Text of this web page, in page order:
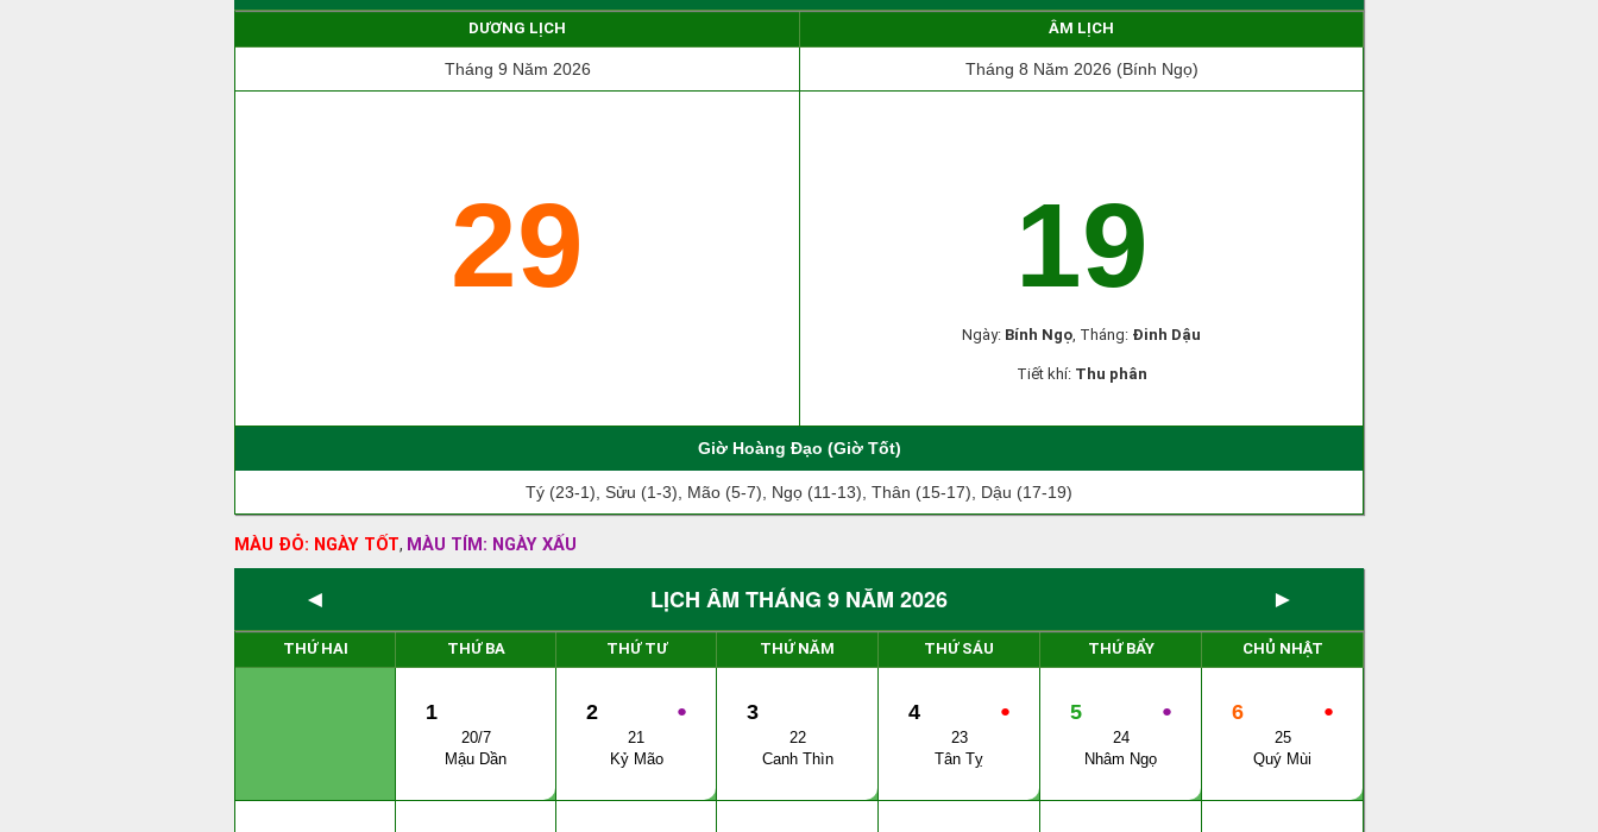
DƯƠNG LỊCH ÂM LỊCH
Tháng 9 Năm 2026 Tháng 8 Năm 2026 (Bính Ngọ)
29 19
Ngày: Bính Ngọ, Tháng: Đinh Dậu
Tiết khí: Thu phân
Giờ Hoàng Đạo (Giờ Tốt)
Tý (23-1), Sửu (1-3), Mão (5-7), Ngọ (11-13), Thân (15-17), Dậu (17-19)
MÀU ĐỎ: NGÀY TỐT, MÀU TÍM: NGÀY XẤU
◄ LỊCH ÂM THÁNG 9 NĂM 2026 ►
THỨ HAI THỨ BA THỨ TƯ THỨ NĂM THỨ SÁU THỨ BẨY CHỦ NHẬT
1
20/7
Mậu Dần
●
2
21
Kỷ Mão
3
22
Canh Thìn
●
4
23
Tân Tỵ
●
5
24
Nhâm Ngọ
●
6
25
Quý Mùi